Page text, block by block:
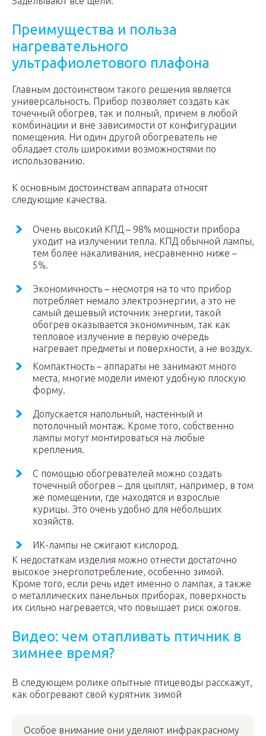
Преимущества и польза
нагревательного
ультрафиолетового плафона
Главным достоинством такого решения является
универсальность. Прибор позволяет создать как
точечный обогрев, так и полный, причем в любой
комбинации и вне зависимости от конфигурации
помещения. Ни один другой обогреватель не
обладает столь широкими возможностями по
использованию.
К основным достоинствам аппарата относят
следующие качества.
Очень высокий КПД – 98% мощности прибора
уходит на излучении тепла. КПД обычной лампы,
тем более накаливания, несравненно ниже –
5%.
Экономичность – несмотря на то что прибор
потребляет немало электроэнергии, а это не
самый дешевый источник энергии, такой
обогрев оказывается экономичным, так как
тепловое излучение в первую очередь
нагревает предметы и поверхности, а не воздух.
Компактность – аппараты не занимают много
места, многие модели имеют удобную плоскую
форму.
Допускается напольный, настенный и
потолочный монтаж. Кроме того, собственно
лампы могут монтироваться на любые
крепления.
С помощью обогревателей можно создать
точечный обогрев – для цыплят, например, в том
же помещении, где находятся и взрослые
курицы. Это очень удобно для небольших
хозяйств.
ИК-лампы не сжигают кислород.
К недостаткам изделия можно отнести достаточно
высокое энергопотребление, особенно зимой.
Кроме того, если речь идет именно о лампах, а также
о металлических панельных приборах, поверхность
их сильно нагревается, что повышает риск ожогов.
Видео: чем отапливать птичник в
зимнее время?
В следующем ролике опытные птицеводы расскажут,
как обогревают свой курятник зимой
Особое внимание они уделяют инфракрасному